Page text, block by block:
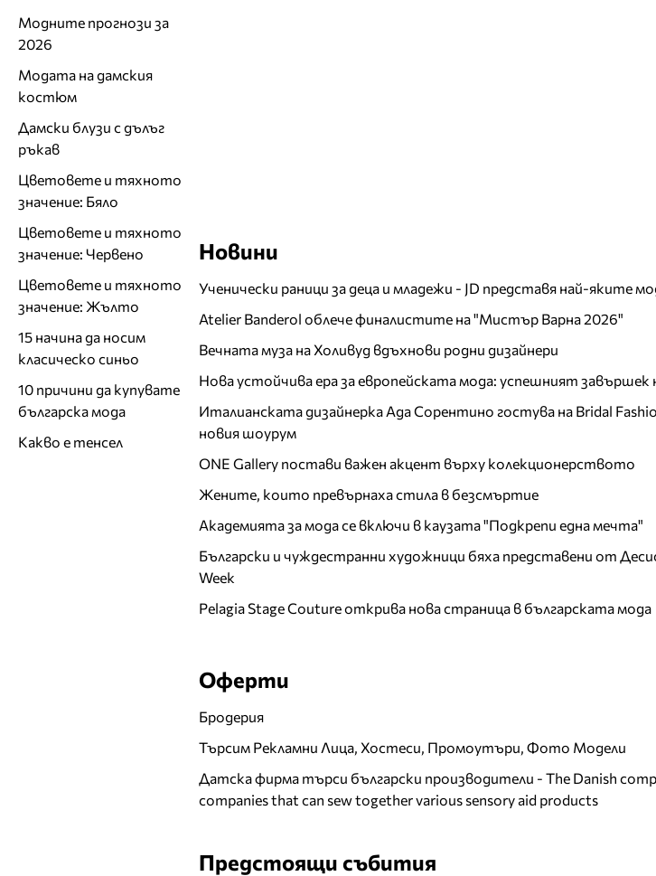
Новини
Ученически раници за деца и младежи - JD представя най-яките
Atelier Banderol облече финалистите на "Мистър Варна 2026"
Вечната муза на Холивуд вдъхнови родни дизайнери
Нова устойчива ера за европейската мода: успешният завършек
Италианската дизайнерка Ада Сорентино гостува на Bridal
новия шоурум
ONE Gallery постави важен акцент върху колекционерството
Жените, които превърнаха стила в безсмъртие
Академията за мода се включи в каузата "Подкрепи една мечта"
Български и чуждестранни художници бяха представени от
Week
Pelagia Stage Couture открива нова страница в българската мода
Оферти
Бродерия
Търсим Рекламни Лица, Хостеси, Промоутъри, Фото Модели
Датска фирма търси български производители - The Danish
companies that can sew together various sensory aid products
Предстоящи събития
Модните прогнози за
2026
Модата на дамския
костюм
Дамски блузи с дълъг
ръкав
Цветовете и тяхното
значение: Бяло
Цветовете и тяхното
значение: Червено
Цветовете и тяхното
значение: Жълто
15 начина да носим
класическо синьо
10 причини да купувате
българска мода
Какво е тенсел